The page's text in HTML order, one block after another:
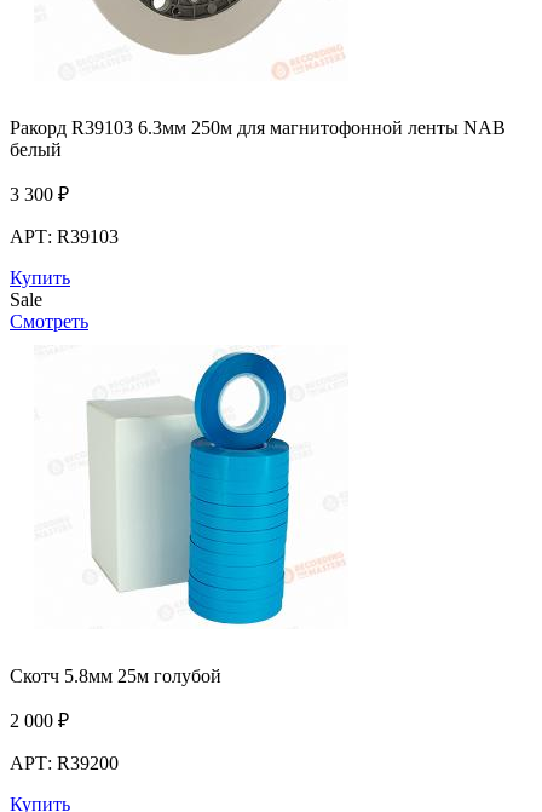
Ракорд R39103 6.3мм 250м для магнитофонной ленты NAB
белый
3 300 ₽
АРТ: R39103
Купить
Sale
Смотреть
Скотч 5.8мм 25м голубой
2 000 ₽
АРТ: R39200
Купить